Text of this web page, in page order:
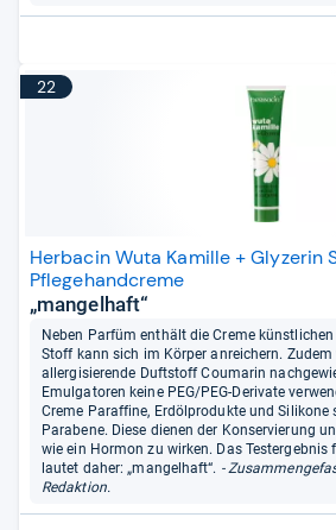
22
Herbacin Wuta Kamille + Glyzerin
Pflegehandcreme
„mangelhaft“
Neben Parfüm enthält die Creme
Stoff kann sich im Körper anreichern. Zudem
allergisierende Duftstoff Coumarin
Emulgatoren keine PEG/PEG-Derivate
Creme Paraffine, Erdölprodukte und Silikone
Parabene. Diese dienen der Konservierung
wie ein Hormon zu wirken. Das
lautet daher: „mangelhaft“. -
Redaktion.